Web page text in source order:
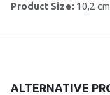
Product Size: 10,2
ALTERNATIVE